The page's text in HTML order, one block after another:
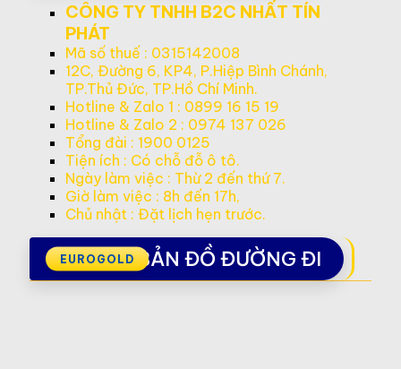
CÔNG TY TNHH B2C NHẤT TÍN
PHÁT
Mã số thuế : 0315142008
12C, Đường 6, KP4, P.Hiệp Bình Chánh,
TP.Thủ Đức, TP.Hồ Chí Minh.
Hotline & Zalo 1 : 0899 16 15 19
Hotline & Zalo 2 : 0974 137 026
Tổng đài : 1900 0125
Tiện ích : Có chỗ đỗ ô tô.
Ngày làm việc : Thừ 2 đến thứ 7.
Giờ làm việc : 8h đến 17h,
Chủ nhật : Đặt lịch hẹn trước.
BẢN ĐỒ ĐƯỜNG ĐI